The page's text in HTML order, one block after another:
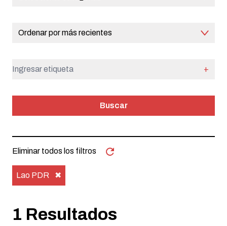
Ordenar por más recientes
+
Buscar
Eliminar todos los filtros
Lao PDR ✖
1 Resultados